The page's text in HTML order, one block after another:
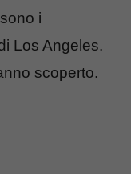
i
Los Angeles.
scoperto.